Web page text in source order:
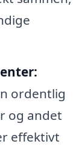
ordentlig
og andet
effektivt